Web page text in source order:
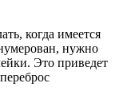
когда имеется
нужно
Это приведет